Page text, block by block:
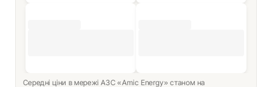
Середні ціни в мережі АЗС «Amic Energy» станом на